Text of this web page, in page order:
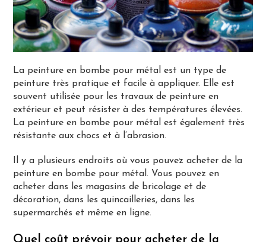
La peinture en bombe pour métal est un type de
peinture très pratique et facile à appliquer. Elle est
souvent utilisée pour les travaux de peinture en
extérieur et peut résister à des températures élevées.
La peinture en bombe pour métal est également très
résistante aux chocs et à l’abrasion.
Il y a plusieurs endroits où vous pouvez acheter de la
peinture en bombe pour métal. Vous pouvez en
acheter dans les magasins de bricolage et de
décoration, dans les quincailleries, dans les
supermarchés et même en ligne.
Quel coût prévoir pour acheter de la